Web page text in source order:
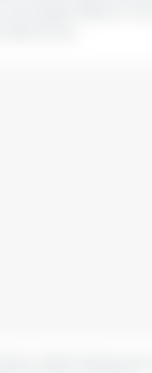
principale fattore che
Cina...
2023 | Bolsa de